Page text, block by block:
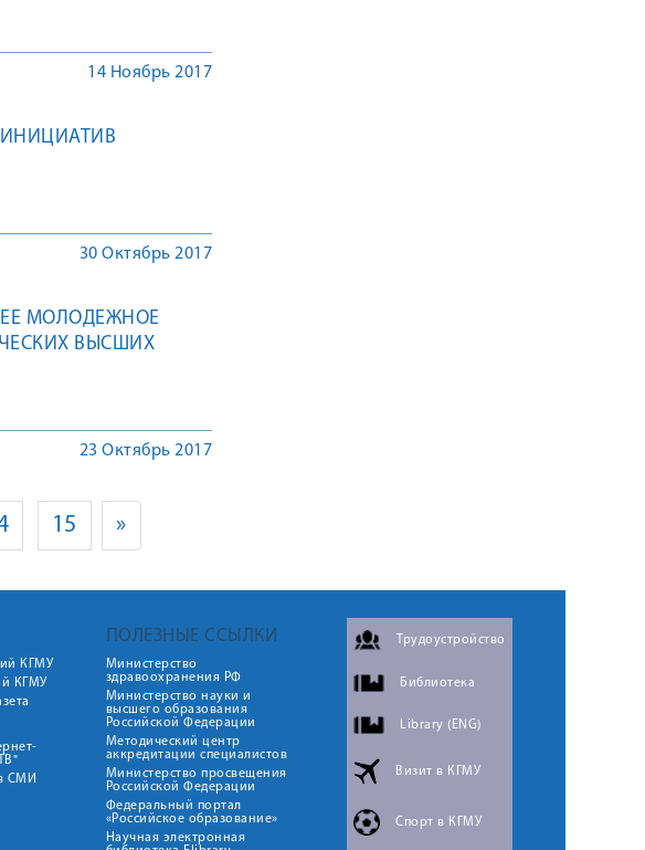
14 Ноябрь 2017
30 Октябрь 2017
МОЛОДЕЖНОЕ
ВЫСШИХ
23 Октябрь 2017
15 »
КГМУ
КГМУ
СМИ
ПОЛЕЗНЫЕ ССЫЛКИ
Министерство
здравоохранения РФ
Министерство науки и
высшего образования
Российской Федерации
Методический центр
аккредитации специалистов
Министерство просвещения
Российской Федерации
Федеральный портал
«Российское образование»
Научная электронная
Трудоустройство
Библиотека
Library (ENG)
Визит в КГМУ
Спорт в КГМУ